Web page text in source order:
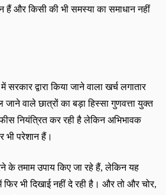
हैं और किसी की भी समस्या का समाधान नहीं
सरकार द्वारा किया जाने वाला खर्च लगातार
वाले छात्रों का बड़ा हिस्सा गुणवत्ता युक्त
नियंत्रित कर रही है लेकिन अभिभावक
भी परेशान हैं।
के तमाम उपाय किए जा रहे हैं,लेकिन यह
फिर भी दिखाई नहीं दे रही है। और तो और चोर,